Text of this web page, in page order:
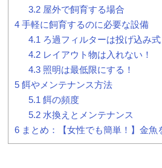
3.2屋外で飼育する場合
4 手軽に飼育するのに必要な設備
4.1 ろ過フィルターは投げ込み式
4.2レイアウト物は入れない！
4.3照明は最低限にする！
5 餌やメンテナンス方法
5.1 餌の頻度
5.2水換えとメンテナンス
6 まとめ：【女性でも簡単！】金